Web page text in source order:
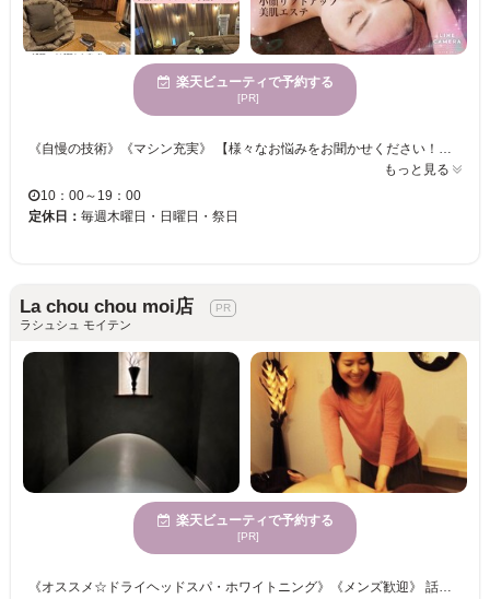
楽天ビューティで予約する
[PR]
《自慢の技術》《マシン充実》 【様々なお悩みをお聞かせください！！高い技術を持ったスタッフがお客様の状態やお悩みに応じてセレクト◎】 光フェイシャルや最新式超音波企業、水光ジェット導入など、お客様のご希望に合った種類豊富にメニューをご用意しております♪ 小顔・美肌・たるみ改善、『若々しく美しく』心華やぐエステをぜひお試しください♪ お肌に優しい美肌脱毛メニューも好評◎ B e r r yの美肌脱毛は、冷却ヘッドで、ほぼ痛みがなくスピーディーに脱毛できます。施術後の結果もご満足いただいております。 また小学生のお子様からシニアまで男女問わずにご利用いただけます。これまでの脱毛に満足できなかった方もお試し下さい♪ きっと満足していただけますので、お気軽にご来店くださいませ。
もっと見る
10：00～19：00
定休日： 毎週木曜日・日曜日・祭日
La chou chou moi店
ラシュシュ モイテン
楽天ビューティで予約する
[PR]
《オススメ☆ドライヘッドスパ・ホワイトニング》《メンズ歓迎》 話題の歯医者でも導入されているサイクロン照射マシンを使った「歯のホワイトニング」、ハンドだけでなく筋膜リリースができる高周波をつかった「ドライヘッドスパ」、 体内に溜まった有害物質を除去できるサウナドーム 「スマーティ」の施術が大変人気です。 身体の不調のあるかたも是非いらしてくださいませ。一緒にお悩み解決していきましょう♪ ※恐れ入ります当面はお電話にてご予約くださいませ。